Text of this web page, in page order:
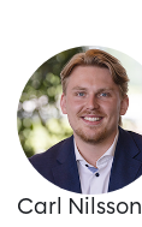
Carl Nilsson